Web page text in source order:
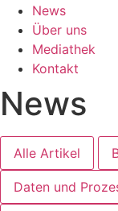
News
Über uns
Mediathek
Kontakt
News
Alle Artikel
Daten und